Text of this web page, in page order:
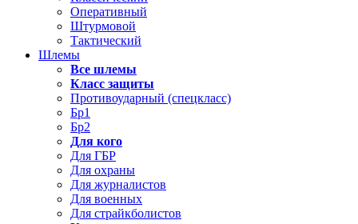
Оперативный
Штурмовой
Тактический
Шлемы
Все шлемы
Класс защиты
Противоударный (спецкласс)
Бр1
Бр2
Для кого
Для ГБР
Для охраны
Для журналистов
Для военных
Для страйкболистов